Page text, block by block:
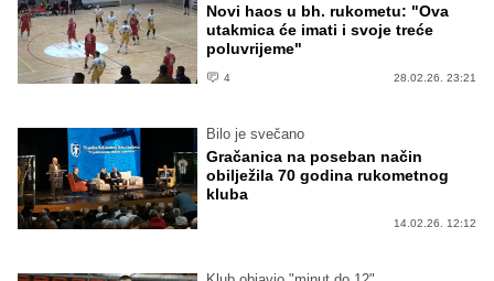
Novi haos u bh. rukometu: "Ova
utakmica će imati i svoje treće
poluvrijeme"
4 28.02.26. 23:21
Bilo je svečano
Gračanica na poseban način
obilježila 70 godina rukometnog
kluba
14.02.26. 12:12